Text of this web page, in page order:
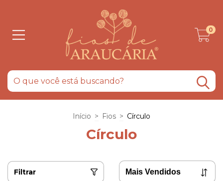
0
Início > Fios > Círculo
Círculo
Filtrar